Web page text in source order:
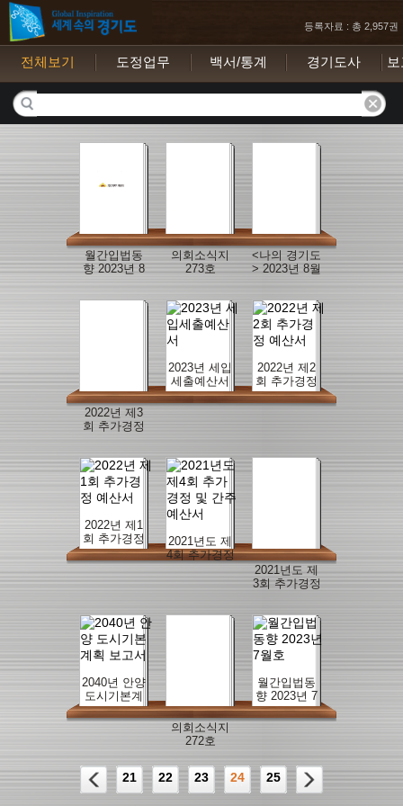
등록자료 : 총 2,957권
전체보기 도정업무 백서/통계 경기도사
월간입법동
향 2023년 8
의회소식지
273호
<나의 경기도
> 2023년 8월
2022년 제3
회 추가경정
2023년 세입
세출예산서
2022년 제2
회 추가경정
예산서
2022년 제1
회 추가경정
예산서
2021년도 제
4회 추가경정
2021년도 제
3회 추가경정
2040년 안양
도시기본계
획 보고서
의회소식지
272호
월간입법동
향 2023년 7
월호
21 22 23 24 25